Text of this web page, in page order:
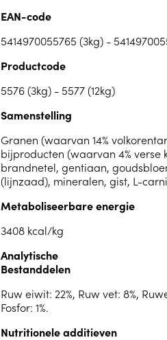
EAN-code
5414970055765 (3kg) -
Productcode
5576 (3kg) - 5577 (12kg)
Samenstelling
Granen (waarvan 14%
bijproducten (waarvan 4%
brandnetel, gentiaan,
(lijnzaad), mineralen, gist, L-
Metaboliseerbare energie
3408 kcal/kg
Analytische
Bestanddelen
Ruw eiwit: 22%, Ruw vet: 8%,
Fosfor: 1%.
Nutritionele additieven